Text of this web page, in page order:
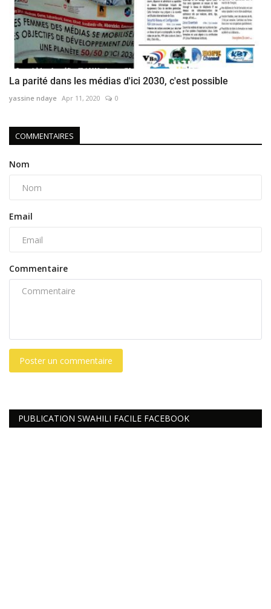
La parité dans les médias d'ici 2030, c'est possible
yassine ndaye Apr 11, 2020 0
COMMENTAIRES
Nom
Email
Commentaire
Poster un commentaire
PUBLICATION SWAHILI FACILE FACEBOOK